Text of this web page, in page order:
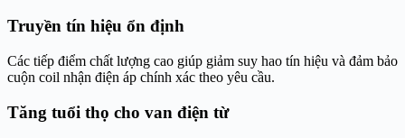
Truyền tín hiệu ổn định
Các tiếp điểm chất lượng cao giúp giảm suy hao tín hiệu và đảm bảo
cuộn coil nhận điện áp chính xác theo yêu cầu.
Tăng tuổi thọ cho van điện từ